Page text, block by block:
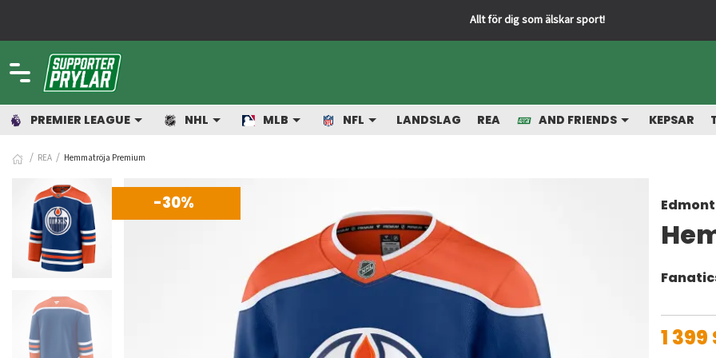
PREMIER LEAGUE NHL MLB NFL LANDSLAG REA AND FRIENDS KEPSAR
REA Hemmatröja Premium
-30%
1 399